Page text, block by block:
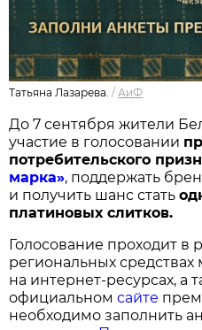
Татьяна Лазарева. /АиФ
До 7 сентября жители
участие в голосовании п
потребительского
марка», поддержать
и получить шанс стать
платиновых слитков.
Голосование проходит в
региональных
на интернет-ресурсах, а
официальномсайте
необходимо заполнить